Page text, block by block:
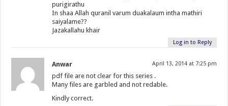
purigirathu
In shaa Allah quranil varum duakalaum intha mathiri
saiyalame??
Jazakallahu khair
Log in to Reply
Anwar April 13, 2014 at 7:25 pm
pdf file are not clear for this series .
Many files are garbled and not redable.
Kindly correct.